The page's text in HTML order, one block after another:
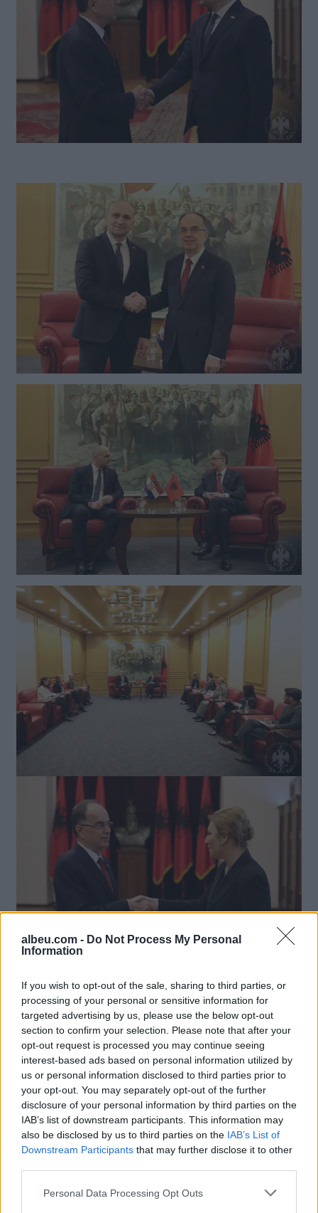
albeu.com - Do Not Process My Personal
Information
If you wish to opt-out of the sale, sharing to third parties, or
processing of your personal or sensitive information for
targeted advertising by us, please use the below opt-out
section to confirm your selection. Please note that after your
opt-out request is processed you may continue seeing
interest-based ads based on personal information utilized by
us or personal information disclosed to third parties prior to
your opt-out. You may separately opt-out of the further
disclosure of your personal information by third parties on the
IAB’s list of downstream participants. This information may
also be disclosed by us to third parties on the IAB’s List of
Downstream Participants that may further disclose it to other
Personal Data Processing Opt Outs
Lajme të ngjashme:
Presidenti Begaj pret në
takim
zëvendëskryeministrin e
Maqedonisë së Veriut Izet
Mexhiti
Presidenti Begaj pret
ministrin e Jashtëm të
Kroacisë, fokusi te
mbështetja e Zagrebit për
integrimin e Shqipërisë në